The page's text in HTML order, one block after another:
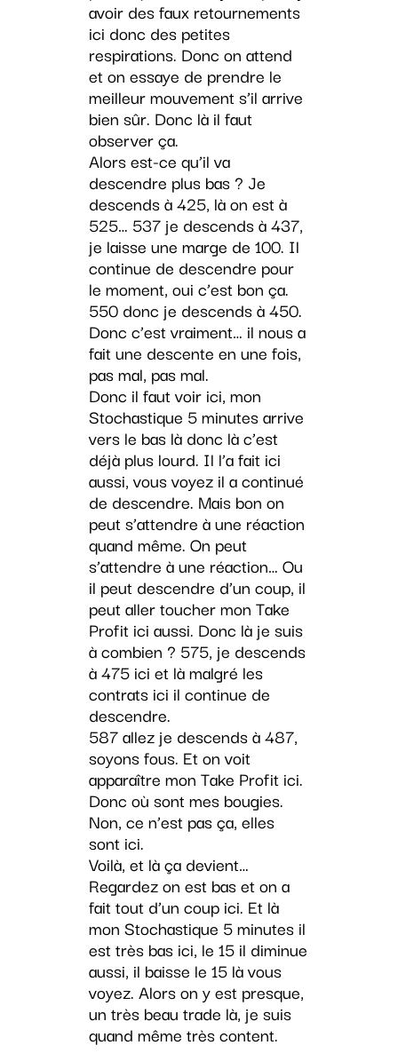
avoir des faux retournements
ici donc des petites
respirations. Donc on attend
et on essaye de prendre le
meilleur mouvement s’il arrive
bien sûr. Donc là il faut
observer ça.
Alors est-ce qu’il va
descendre plus bas ? Je
descends à 425, là on est à
525… 537 je descends à 437,
je laisse une marge de 100. Il
continue de descendre pour
le moment, oui c’est bon ça.
550 donc je descends à 450.
Donc c’est vraiment… il nous a
fait une descente en une fois,
pas mal, pas mal.
Donc il faut voir ici, mon
Stochastique 5 minutes arrive
vers le bas là donc là c’est
déjà plus lourd. Il l’a fait ici
aussi, vous voyez il a continué
de descendre. Mais bon on
peut s’attendre à une réaction
quand même. On peut
s’attendre à une réaction… Ou
il peut descendre d’un coup, il
peut aller toucher mon Take
Profit ici aussi. Donc là je suis
à combien ? 575, je descends
à 475 ici et là malgré les
contrats ici il continue de
descendre.
587 allez je descends à 487,
soyons fous. Et on voit
apparaître mon Take Profit ici.
Donc où sont mes bougies.
Non, ce n’est pas ça, elles
sont ici.
Voilà, et là ça devient…
Regardez on est bas et on a
fait tout d’un coup ici. Et là
mon Stochastique 5 minutes il
est très bas ici, le 15 il diminue
aussi, il baisse le 15 là vous
voyez. Alors on y est presque,
un très beau trade là, je suis
quand même très content.